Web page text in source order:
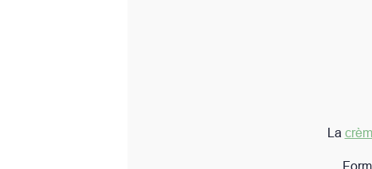
Crème
crème de nuit anti-âge
Formule de soin